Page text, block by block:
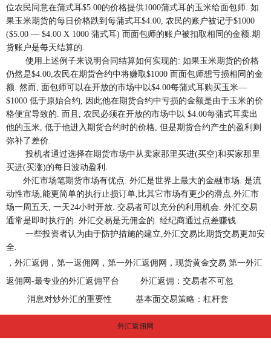
位农民同意在蒲式耳$5.00的价格提供1000蒲式耳的玉米给面包师. 如
果玉米期货的每日价格跌到每蒲式耳$4.00, 农民的账户被记于$1000
($5.00 — $4.00 X 1000 蒲式耳) 而面包师的账户被扣取相同的金额.期
货账户是每天结算的.
使用上述例子来说明合同结算如何实现的: 如果玉米期货的价格
仍然是$4.00,农民在期货合约中将赚取$1000 而面包师想亏损相同的金
额. 然而, 面包师可以在开放的市场中以$4.00每蒲式耳购买玉米—
$1000 低于原始合约, 因此他在期货合约中亏损的金额是由于玉米的价
格便宜导致的. 而且, 农民必须在开放的市场中以 $4.00每蒲式耳卖出
他的玉米, 低于他进入期货合约时的价格, 但是期货合约产生的盈利则
弥补了差价.
投机者通过选择在期货市场中从卖家那里买进(买空)和买家那里
买进(买涨)的每日波动盈利.
外汇市场笔期货市场有优点. 外汇是世界上最大的金融市场. 是流
动性市场,能更简单的执行止损订单,比其它市场有更少的滑点.外汇市
场一周五天, 一天24小时开放. 交易者可以充分的利用机会. 外汇交易
通常是即时执行的. 外汇交易是无佣金的. 经纪商通过点差赚钱.
一些投资者认为由于防护措施的建立,外汇交易比期货交易更加安
全.
，外汇返佣，第一返佣网，第一外汇返佣网，现货黄金交易 第一外汇
返佣网-最专业的外汇返佣平台
外汇返佣：交易者不可忽
消息对炒外汇的重要性
基本面交易策略：杠杆套
外汇返佣网